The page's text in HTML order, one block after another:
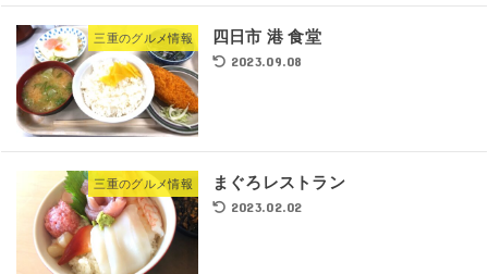
三重のグルメ情報 四日市 港 食堂
2023.09.08
三重のグルメ情報 まぐろレストラン
2023.02.02